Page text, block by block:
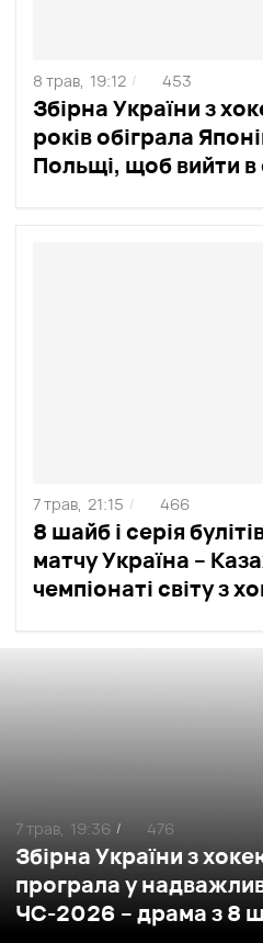
Збірна України з
років обіграла
Польщі, щоб вийти в
8 трав, 19:12 / 453
8 шайб і серія
матчу Україна –
чемпіонаті світу з
7 трав, 21:15 / 466
Збірна України з
програла у
ЧС-2026 – драма з 8
7 трав, 19:36 / 476